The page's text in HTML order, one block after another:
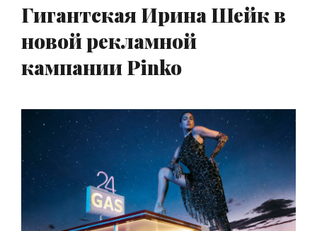
Гигантская Ирина Шейк в
новой рекламной
кампании Pinko